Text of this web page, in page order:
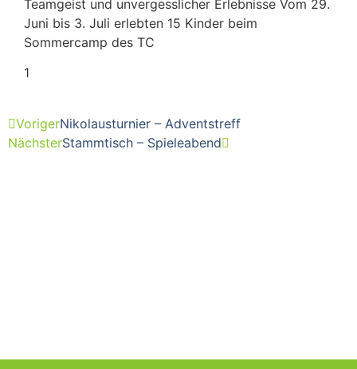
Teamgeist und unvergesslicher Erlebnisse Vom 29.
Juni bis 3. Juli erlebten 15 Kinder beim
Sommercamp des TC
VorigerNikolausturnier – Adventstreff
NächsterStammtisch – Spieleabend